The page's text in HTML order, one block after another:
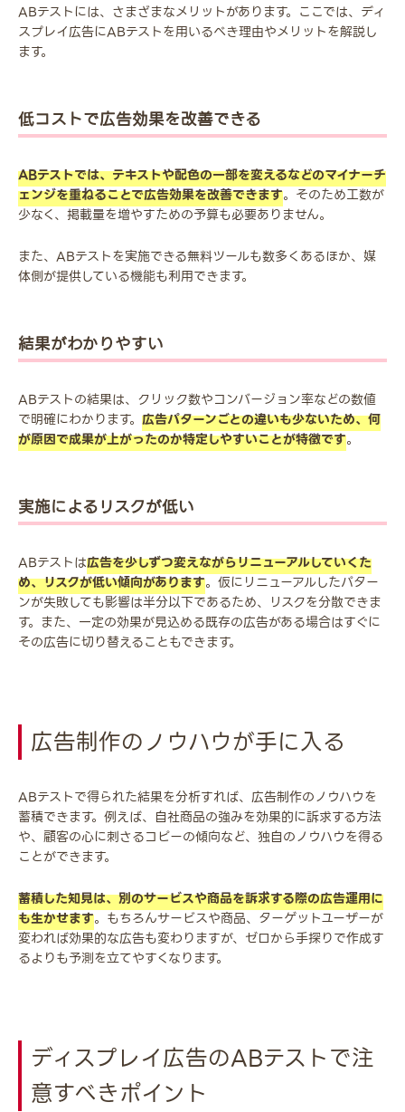
ABテストには、さまざまなメリットがあります。ここでは、ディ
スプレイ広告にABテストを用いるべき理由やメリットを解説し
ます。
低コストで広告効果を改善できる
ABテストでは、テキストや配色の一部を変えるなどのマイナーチ
ェンジを重ねることで広告効果を改善できます。そのため工数が
少なく、掲載量を増やすための予算も必要ありません。
また、ABテストを実施できる無料ツールも数多くあるほか、媒
体側が提供している機能も利用できます。
結果がわかりやすい
ABテストの結果は、クリック数やコンバージョン率などの数値
で明確にわかります。 広告パターンごとの違いも少ないため、何
が原因で成果が上がったのか特定しやすいことが特徴です。
実施によるリスクが低い
ABテストは広告を少しずつ変えながらリニューアルしていくた
め、リスクが低い傾向があります。仮にリニューアルしたパター
ンが失敗しても影響は半分以下であるため、リスクを分散できま
す。また、一定の効果が見込める既存の広告がある場合はすぐに
その広告に切り替えることもできます。
広告制作のノウハウが手に入る
ABテストで得られた結果を分析すれば、広告制作のノウハウを
蓄積できます。例えば、自社商品の強みを効果的に訴求する方法
や、顧客の心に刺さるコピーの傾向など、独自のノウハウを得る
ことができます。
蓄積した知見は、別のサービスや商品を訴求する際の広告運用に
も生かせます。もちろんサービスや商品、ターゲットユーザーが
変われば効果的な広告も変わりますが、ゼロから手探りで作成す
るよりも予測を立てやすくなります。
ディスプレイ広告のABテストで注
意すべきポイント